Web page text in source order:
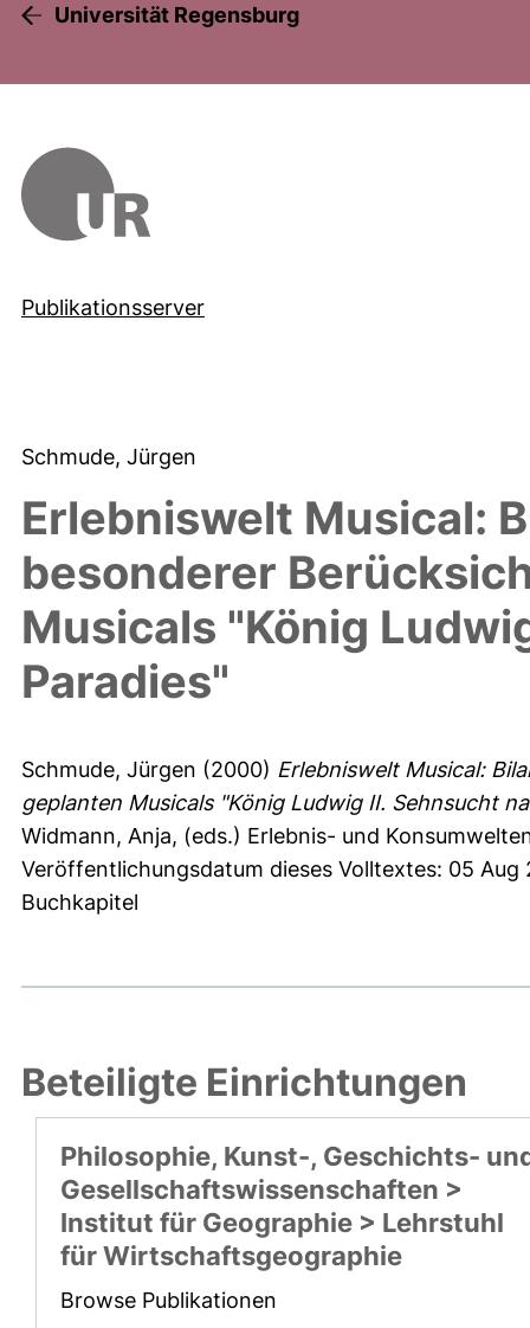
Universität Regensburg
Publikationsserver
Schmude, Jürgen
Erlebniswelt Musical:
besonderer
Musicals "König
Paradies"
Schmude, Jürgen (2000) Erlebniswelt Musical:
geplanten Musicals "König Ludwig II. Sehnsucht
Widmann, Anja, (eds.) Erlebnis- und
Veröffentlichungsdatum dieses Volltextes: 05 Aug
Buchkapitel
Beteiligte Einrichtungen
Philosophie, Kunst-, Geschichts-
Gesellschaftswissenschaften >
Institut für Geographie > Lehrstuhl
für Wirtschaftsgeographie
Browse Publikationen